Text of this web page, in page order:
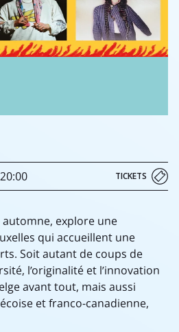
20:00 TICKETS
explore une
qui accueillent une
Soit autant de coups de
l’originalité et l’innovation
avant tout, mais aussi
et franco-canadienne,